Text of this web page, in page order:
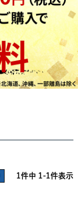
1件中 1-1件表示